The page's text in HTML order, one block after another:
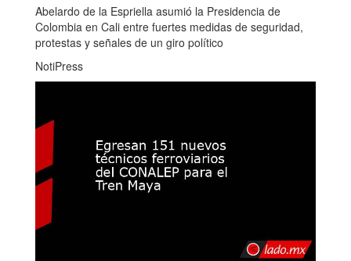
Abelardo de la Espriella asumió la Presidencia de
Colombia en Cali entre fuertes medidas de seguridad,
protestas y señales de un giro político
NotiPress